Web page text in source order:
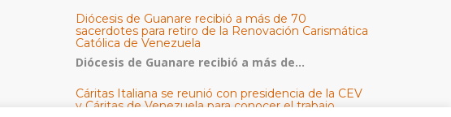
Diócesis de Guanare recibió a más de 70
sacerdotes para retiro de la Renovación Carismática
Católica de Venezuela
Diócesis de Guanare recibió a más de...
Cáritas Italiana se reunió con presidencia de la CEV
y Cáritas de Venezuela para conocer el trabajo